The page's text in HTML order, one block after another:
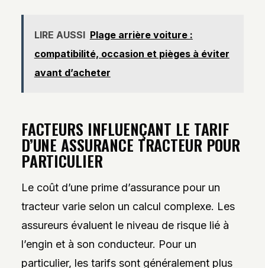
LIRE AUSSI Plage arrière voiture :
compatibilité, occasion et pièges à éviter
avant d’acheter
FACTEURS INFLUENÇANT LE TARIF
D’UNE ASSURANCE TRACTEUR POUR
PARTICULIER
Le coût d’une prime d’assurance pour un
tracteur varie selon un calcul complexe. Les
assureurs évaluent le niveau de risque lié à
l’engin et à son conducteur. Pour un
particulier, les tarifs sont généralement plus